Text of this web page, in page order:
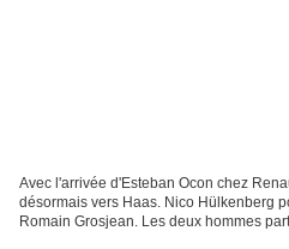
Avec l'arrivée d'Esteban Ocon chez
désormais vers Haas. Nico Hülkenberg
Romain Grosjean. Les deux hommes